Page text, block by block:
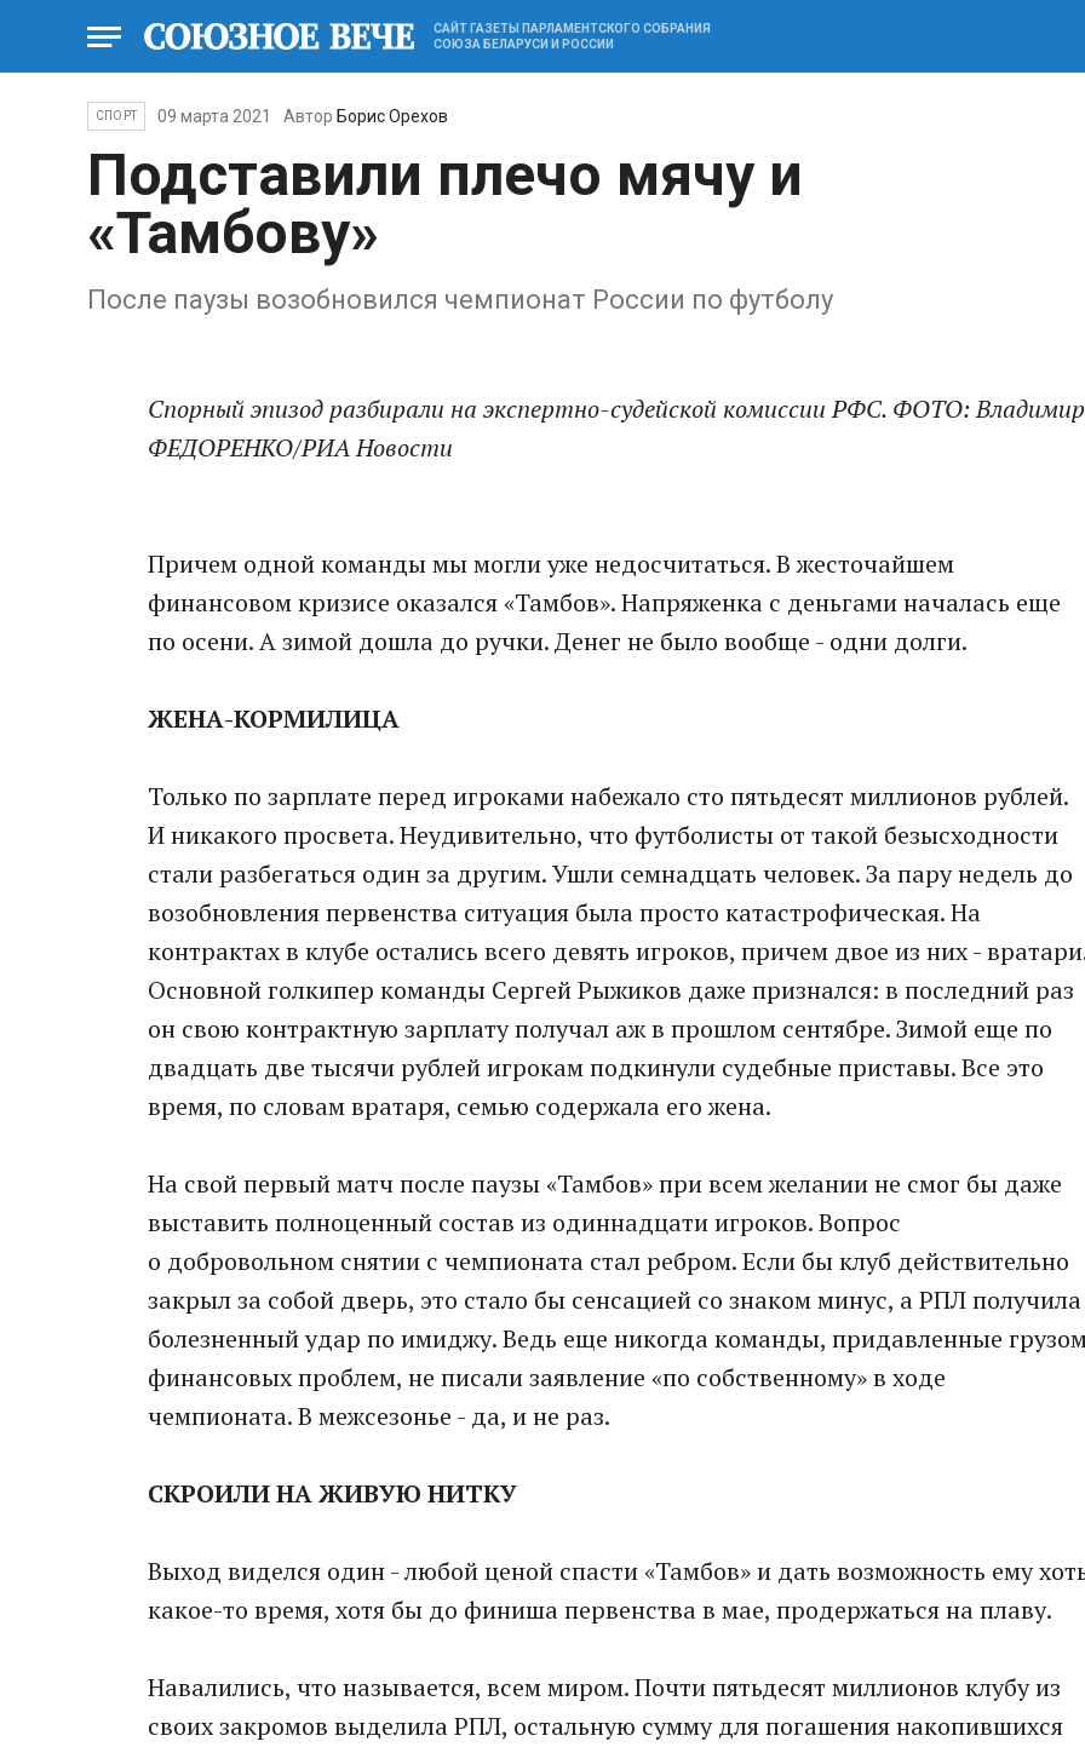
САЙТ ГАЗЕТЫ ПАРЛАМЕНТСКОГО СОБРАНИЯ
СОЮЗА БЕЛАРУСИ И РОССИИ
СПОРТ 09 марта 2021 Автор Борис Орехов
Подставили плечо мячу и
«Тамбову»
После паузы возобновился чемпионат России по футболу
Спорный эпизод разбирали на экспертно-судейской комиссии РФС. ФОТО: Владимир
ФЕДОРЕНКО/РИА Новости
Причем одной команды мы могли уже недосчитаться. В жесточайшем
финансовом кризисе оказался «Тамбов». Напряженка с деньгами началась еще
по осени. А зимой дошла до ручки. Денег не было вообще - одни долги.
ЖЕНА-КОРМИЛИЦА
Только по зарплате перед игроками набежало сто пятьдесят миллионов рублей.
И никакого просвета. Неудивительно, что футболисты от такой безысходности
стали разбегаться один за другим. Ушли семнадцать человек. За пару недель до
возобновления первенства ситуация была просто катастрофическая. На
контрактах в клубе остались всего девять игроков, причем двое из них -
Основной голкипер команды Сергей Рыжиков даже признался: в последний раз
он свою контрактную зарплату получал аж в прошлом сентябре. Зимой еще по
двадцать две тысячи рублей игрокам подкинули судебные приставы. Все это
время, по словам вратаря, семью содержала его жена.
На свой первый матч после паузы «Тамбов» при всем желании не смог бы даже
выставить полноценный состав из одиннадцати игроков. Вопрос
о добровольном снятии с чемпионата стал ребром. Если бы клуб действительно
закрыл за собой дверь, это стало бы сенсацией со знаком минус, а РПЛ получила
болезненный удар по имиджу. Ведь еще никогда команды, придавленные
финансовых проблем, не писали заявление «по собственному» в ходе
чемпионата. В межсезонье - да, и не раз.
СКРОИЛИ НА ЖИВУЮ НИТКУ
Выход виделся один - любой ценой спасти «Тамбов» и дать возможность ему
какое-то время, хотя бы до финиша первенства в мае, продержаться на плаву.
Навалились, что называется, всем миром. Почти пятьдесят миллионов клубу из
своих закромов выделила РПЛ, остальную сумму для погашения накопившихся